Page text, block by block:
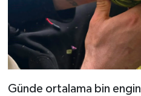
Günde ortalama bin